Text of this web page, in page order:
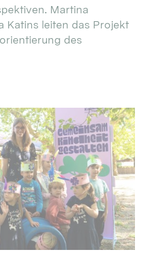
Martina
Katins leiten das Projekt
des